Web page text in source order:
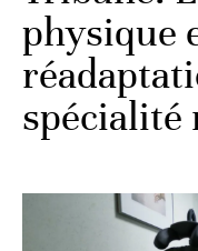
physique
spécialité